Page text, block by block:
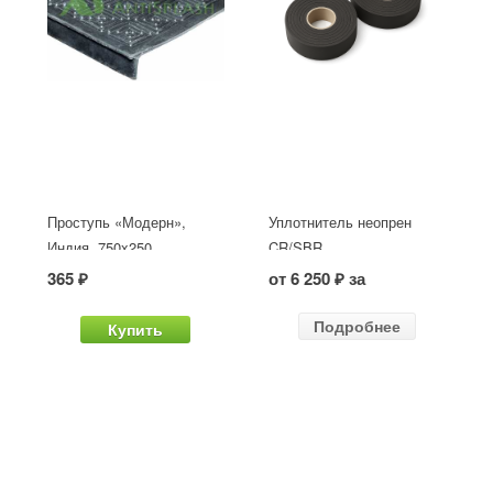
Проступь «Модерн»,
Индия, 750x250
365 ₽
Купить
Уплотнитель неопрен
CR/SBR
от 6 250 ₽ за
Подробнее